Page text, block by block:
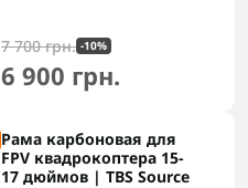
7 700 грн. -10%
6 900 грн.
Рама карбоновая для
FPV квадрокоптера 15-
17 дюймов | TBS Source